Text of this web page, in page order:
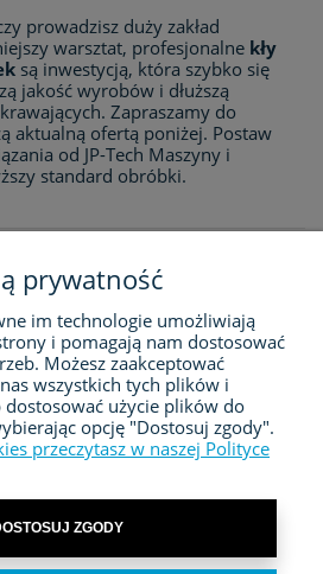
prowadzisz duży zakład
warsztat, profesjonalne kły
są inwestycją, która szybko się
jakość wyrobów i dłuższą
Zapraszamy do
aktualną ofertą poniżej. Postaw
od JP-Tech Maszyny i
standard obróbki.
FIRMA
ZAKUPY
KONTO
KONTAKT
prywatność
im technologie umożliwiają
i pomagają nam dostosować
Możesz zaakceptować
wszystkich tych plików i
użycie plików do
opcję "Dostosuj zgody".
przeczytasz w naszej Polityce
ZGODY